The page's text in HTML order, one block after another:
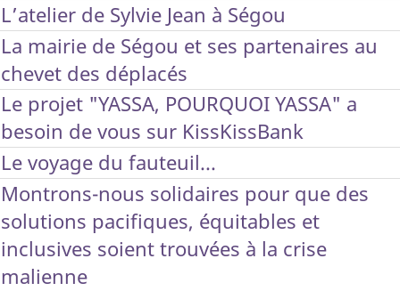
L’atelier de Sylvie Jean à Ségou
La mairie de Ségou et ses partenaires au
chevet des déplacés
Le projet "YASSA, POURQUOI YASSA" a
besoin de vous sur KissKissBank
Le voyage du fauteuil...
Montrons-nous solidaires pour que des
solutions pacifiques, équitables et
inclusives soient trouvées à la crise
malienne